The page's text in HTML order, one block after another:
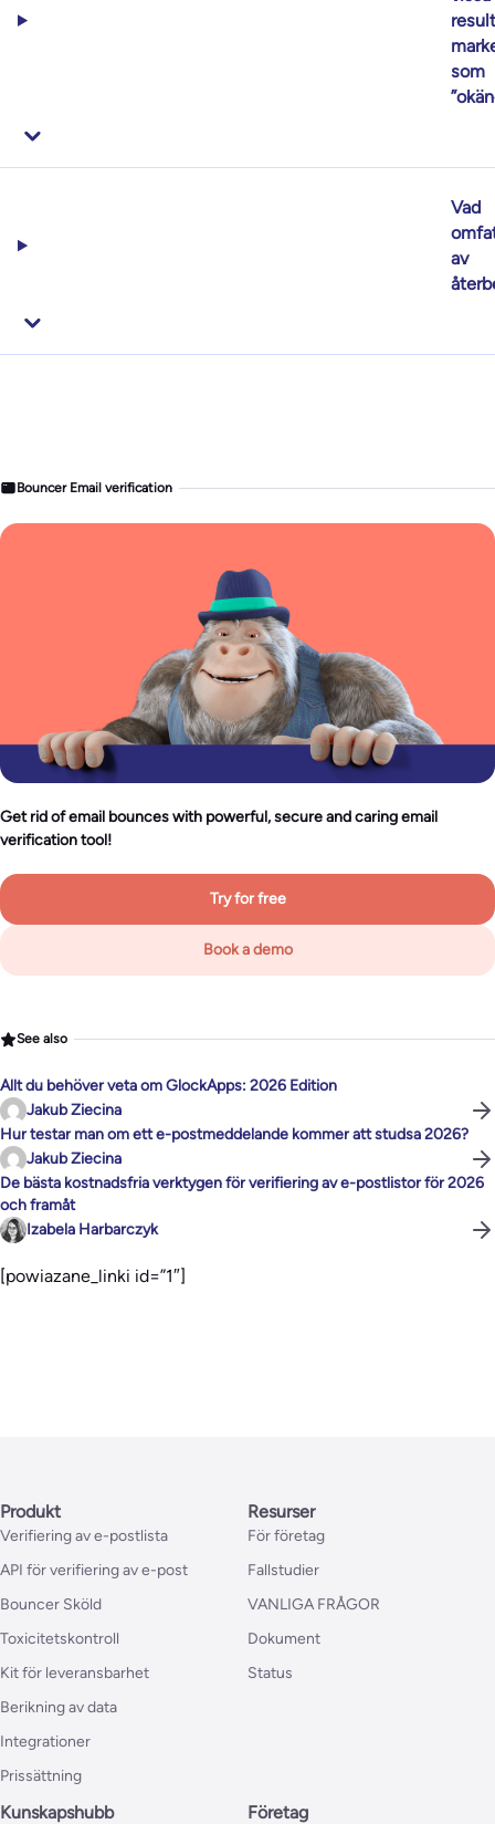
som
Vad
av
Bouncer Email verification
Get rid of email bounces with powerful, secure and caring email
verification tool!
Try for free
Book a demo
See also
Allt du behöver veta om GlockApps: 2026 Edition
Jakub Ziecina
Hur testar man om ett e-postmeddelande kommer att studsa 2026?
Jakub Ziecina
De bästa kostnadsfria verktygen för verifiering av e-postlistor för 2026
och framåt
Izabela Harbarczyk
[powiazane_linki id=”1″]
Produkt
Verifiering av e-postlista
API för verifiering av e-post
Bouncer Sköld
Toxicitetskontroll
Kit för leveransbarhet
Berikning av data
Integrationer
Prissättning
Resurser
För företag
Fallstudier
VANLIGA FRÅGOR
Dokument
Status
Kunskapshubb Företag